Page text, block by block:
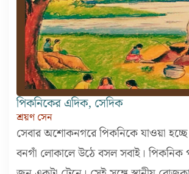
পিকনিকের এদিক, সেদিক
শ্রয়ণ সেন
সেবার অশোকনগরে পিকনিকে যাওয়া
বনগাঁ লোকালে উঠে বসল সবাই। পিকনিক